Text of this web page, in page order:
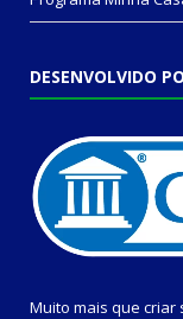
DESENVOLVIDO
Muito mais que criar